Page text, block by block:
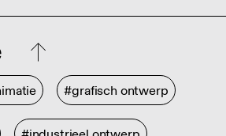
#grafisch ontwerp